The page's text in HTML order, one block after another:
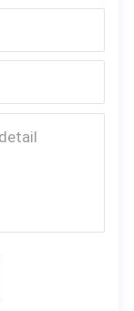
delle gru e della
e un fornitore
di cos
provincia di Sha
per fornire l